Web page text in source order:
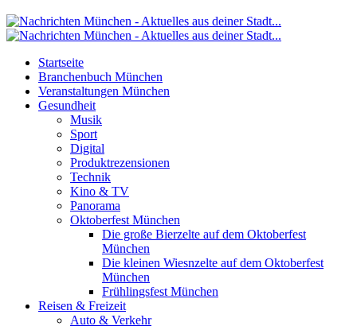
Startseite
Branchenbuch München
Veranstaltungen München
Gesundheit
Musik
Sport
Digital
Produktrezensionen
Technik
Kino & TV
Panorama
Oktoberfest München
Die große Bierzelte auf dem Oktoberfest
München
Die kleinen Wiesnzelte auf dem Oktoberfest
München
Frühlingsfest München
Reisen & Freizeit
Auto & Verkehr